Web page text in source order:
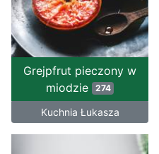
Grejpfrut pieczony w
miodzie
274
Kuchnia Łukasza